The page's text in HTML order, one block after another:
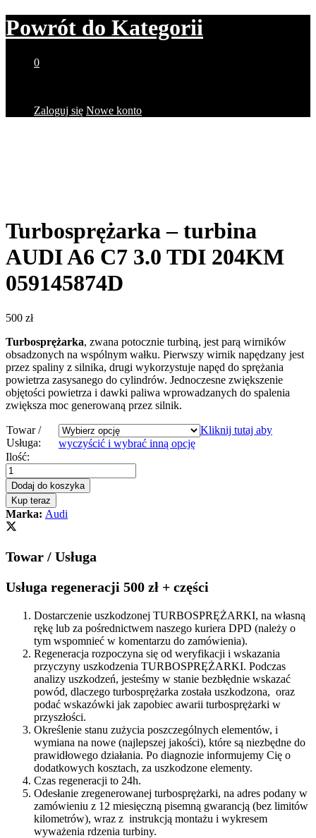
Powrót do Kategorii
0
Zaloguj się Nowe konto
Turbosprężarka – turbina
AUDI A6 C7 3.0 TDI 204KM
059145874D
500 zł
Turbosprężarka, zwana potocznie turbiną, jest parą wirników
obsadzonych na wspólnym wałku. Pierwszy wirnik napędzany jest
przez spaliny z silnika, drugi wykorzystuje napęd do sprężania
powietrza zasysanego do cylindrów. Jednoczesne zwiększenie
objętości powietrza i dawki paliwa wprowadzanych do spalenia
zwiększa moc generowaną przez silnik.
Towar /
Usługa:
Kliknij tutaj aby
wyczyścić i wybrać inną opcję
Turbosprężarka
turbina
AUDI
A6
C7
3.0
204KM
quantity
Ilość:
Dodaj do koszyka
Kup teraz
Marka: Audi
Towar / Usługa
Usługa regeneracji 500 zł + części
Dostarczenie uszkodzonej TURBOSPRĘŻARKI, na własną
rękę lub za pośrednictwem naszego kuriera DPD (należy o
tym wspomnieć w komentarzu do zamówienia).
Regeneracja rozpoczyna się od weryfikacji i wskazania
przyczyny uszkodzenia TURBOSPRĘŻARKI. Podczas
analizy uszkodzeń, jesteśmy w stanie bezbłędnie wskazać
powód, dlaczego turbosprężarka została uszkodzona, oraz
podać wskazówki jak zapobiec awarii turbosprężarki w
przyszłości.
Określenie stanu zużycia poszczególnych elementów, i
wymiana na nowe (najlepszej jakości), które są niezbędne do
prawidłowego działania. Po diagnozie informujemy Cię o
dodatkowych kosztach, za uszkodzone elementy.
Czas regeneracji to 24h.
Odesłanie zregenerowanej turbosprężarki, na adres podany w
zamówieniu z 12 miesięczną pisemną gwarancją (bez limitów
kilometrów), wraz z instrukcją montażu i wykresem
wyważenia rdzenia turbiny.